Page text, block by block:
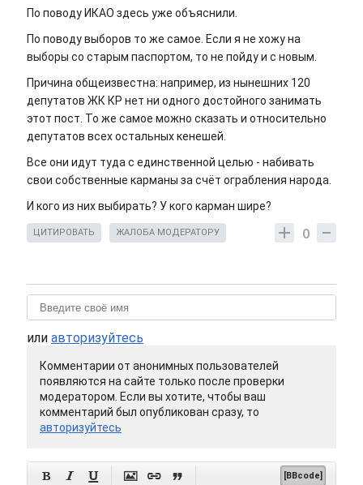
По поводу ИКАО здесь уже объяснили.
По поводу выборов то же самое. Если я не хожу на
выборы со старым паспортом, то не пойду и с новым.
Причина общеизвестна: например, из нынешних 120
депутатов ЖК КР нет ни одного достойного занимать
этот пост. То же самое можно сказать и относительно
депутатов всех остальных кенешей.
Все они идут туда с единственной целью - набивать
свои собственные карманы за счёт ограбления народа.
И кого из них выбирать? У кого карман шире?
0
ЦИТИРОВАТЬ ЖАЛОБА МОДЕРАТОРУ
или авторизуйтесь
Комментарии от анонимных пользователей
появляются на сайте только после проверки
модератором. Если вы хотите, чтобы ваш
комментарий был опубликован сразу, то
авторизуйтесь
      [BBcode]